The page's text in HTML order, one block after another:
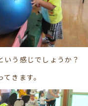
いう感じでしょうか？
きます。